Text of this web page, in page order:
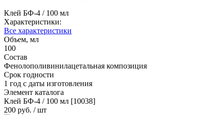
Клей БФ-4 / 100 мл
Характеристики:
Все характеристики
Объем, мл
100
Состав
Фенолополивинилацетальная композиция
Срок годности
1 год с даты изготовления
Элемент каталога
Клей БФ-4 / 100 мл [10038]
200 руб. / шт